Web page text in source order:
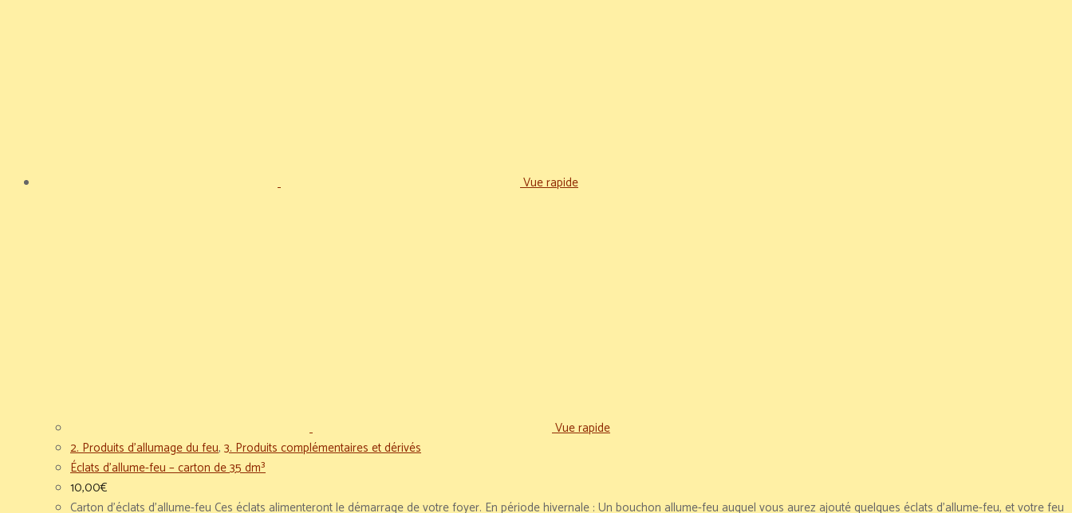
Vue rapide
Vue rapide
2. Produits d'allumage du feu, 3. Produits complémentaires et dérivés
Éclats d’allume-feu – carton de 35 dm³
10,00€
Carton d'éclats d'allume-feu Ces éclats alimenteront le démarrage de votre foyer. En période hivernale : Un bouchon allume-feu auquel vous aurez ajouté quelques éclats d'allume-feu, et votre feu